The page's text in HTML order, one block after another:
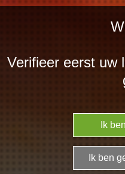
de
Verifieer eerst uw